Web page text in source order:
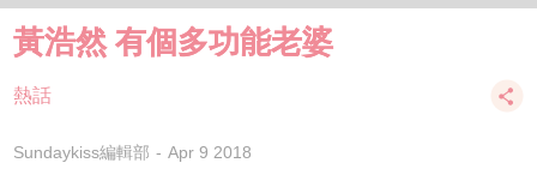
黃浩然 有個多功能老婆
熱話
Sundaykiss編輯部 Apr 9 2018